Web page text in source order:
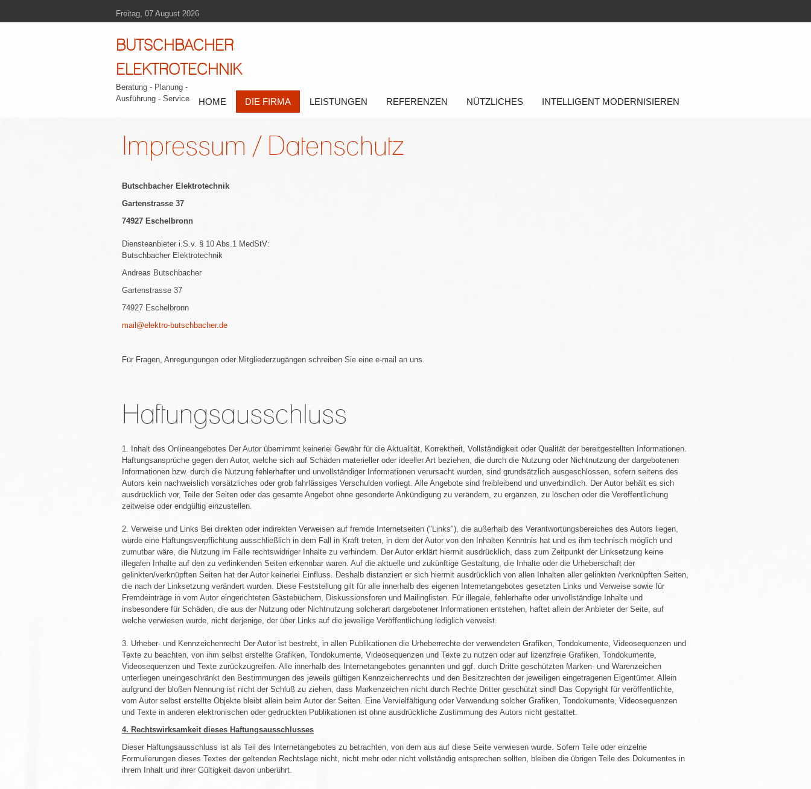
Freitag, 07 August 2026
BUTSCHBACHER
ELEKTROTECHNIK
Beratung - Planung -
Ausführung - Service
HOME DIE FIRMA LEISTUNGEN REFERENZEN NÜTZLICHES INTELLIGENT MODERNISIEREN
Impressum / Datenschutz
Butschbacher Elektrotechnik
Gartenstrasse 37
74927 Eschelbronn
Diensteanbieter i.S.v. § 10 Abs.1 MedStV:
Butschbacher Elektrotechnik
Andreas Butschbacher
Gartenstrasse 37
74927 Eschelbronn
mail@elektro-butschbacher.de
Für Fragen, Anregungungen oder Mitgliederzugängen schreiben Sie eine e-mail an uns.
Haftungsausschluss
1. Inhalt des Onlineangebotes Der Autor übernimmt keinerlei Gewähr für die Aktualität, Korrektheit, Vollständigkeit oder Qualität der bereitgestellten Informationen.
Haftungsansprüche gegen den Autor, welche sich auf Schäden materieller oder ideeller Art beziehen, die durch die Nutzung oder Nichtnutzung der dargebotenen
Informationen bzw. durch die Nutzung fehlerhafter und unvollständiger Informationen verursacht wurden, sind grundsätzlich ausgeschlossen, sofern seitens des
Autors kein nachweislich vorsätzliches oder grob fahrlässiges Verschulden vorliegt. Alle Angebote sind freibleibend und unverbindlich. Der Autor behält es sich
ausdrücklich vor, Teile der Seiten oder das gesamte Angebot ohne gesonderte Ankündigung zu verändern, zu ergänzen, zu löschen oder die Veröffentlichung
zeitweise oder endgültig einzustellen.
2. Verweise und Links Bei direkten oder indirekten Verweisen auf fremde Internetseiten ("Links"), die außerhalb des Verantwortungsbereiches des Autors liegen,
würde eine Haftungsverpflichtung ausschließlich in dem Fall in Kraft treten, in dem der Autor von den Inhalten Kenntnis hat und es ihm technisch möglich und
zumutbar wäre, die Nutzung im Falle rechtswidriger Inhalte zu verhindern. Der Autor erklärt hiermit ausdrücklich, dass zum Zeitpunkt der Linksetzung keine
illegalen Inhalte auf den zu verlinkenden Seiten erkennbar waren. Auf die aktuelle und zukünftige Gestaltung, die Inhalte oder die Urheberschaft der
gelinkten/verknüpften Seiten hat der Autor keinerlei Einfluss. Deshalb distanziert er sich hiermit ausdrücklich von allen Inhalten aller gelinkten /verknüpften Seiten,
die nach der Linksetzung verändert wurden. Diese Feststellung gilt für alle innerhalb des eigenen Internetangebotes gesetzten Links und Verweise sowie für
Fremdeinträge in vom Autor eingerichteten Gästebüchern, Diskussionsforen und Mailinglisten. Für illegale, fehlerhafte oder unvollständige Inhalte und
insbesondere für Schäden, die aus der Nutzung oder Nichtnutzung solcherart dargebotener Informationen entstehen, haftet allein der Anbieter der Seite, auf
welche verwiesen wurde, nicht derjenige, der über Links auf die jeweilige Veröffentlichung lediglich verweist.
3. Urheber- und Kennzeichenrecht Der Autor ist bestrebt, in allen Publikationen die Urheberrechte der verwendeten Grafiken, Tondokumente, Videosequenzen und
Texte zu beachten, von ihm selbst erstellte Grafiken, Tondokumente, Videosequenzen und Texte zu nutzen oder auf lizenzfreie Grafiken, Tondokumente,
Videosequenzen und Texte zurückzugreifen. Alle innerhalb des Internetangebotes genannten und ggf. durch Dritte geschützten Marken- und Warenzeichen
unterliegen uneingeschränkt den Bestimmungen des jeweils gültigen Kennzeichenrechts und den Besitzrechten der jeweiligen eingetragenen Eigentümer. Allein
aufgrund der bloßen Nennung ist nicht der Schluß zu ziehen, dass Markenzeichen nicht durch Rechte Dritter geschützt sind! Das Copyright für veröffentlichte,
vom Autor selbst erstellte Objekte bleibt allein beim Autor der Seiten. Eine Vervielfältigung oder Verwendung solcher Grafiken, Tondokumente, Videosequenzen
und Texte in anderen elektronischen oder gedruckten Publikationen ist ohne ausdrückliche Zustimmung des Autors nicht gestattet.
4. Rechtswirksamkeit dieses Haftungsausschlusses
Dieser Haftungsausschluss ist als Teil des Internetangebotes zu betrachten, von dem aus auf diese Seite verwiesen wurde. Sofern Teile oder einzelne
Formulierungen dieses Textes der geltenden Rechtslage nicht, nicht mehr oder nicht vollständig entsprechen sollten, bleiben die übrigen Teile des Dokumentes in
ihrem Inhalt und ihrer Gültigkeit davon unberührt.